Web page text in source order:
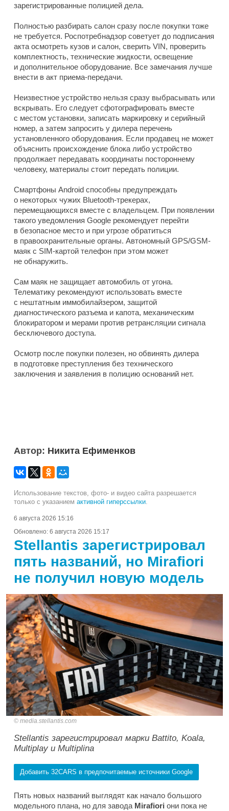
зарегистрированные полицией дела.
Полностью разбирать салон сразу после покупки тоже
не требуется. Роспотребнадзор советует до подписания
акта осмотреть кузов и салон, сверить VIN, проверить
комплектность, технические жидкости, освещение
и дополнительное оборудование. Все замечания лучше
внести в акт приема-передачи.
Неизвестное устройство нельзя сразу выбрасывать или
вскрывать. Его следует сфотографировать вместе
с местом установки, записать маркировку и серийный
номер, а затем запросить у дилера перечень
установленного оборудования. Если продавец не может
объяснить происхождение блока либо устройство
продолжает передавать координаты постороннему
человеку, материалы стоит передать полиции.
Смартфоны Android способны предупреждать
о некоторых чужих Bluetooth-трекерах,
перемещающихся вместе с владельцем. При появлении
такого уведомления Google рекомендует перейти
в безопасное место и при угрозе обратиться
в правоохранительные органы. Автономный GPS/GSM-
маяк с SIM-картой телефон при этом может
не обнаружить.
Сам маяк не защищает автомобиль от угона.
Телематику рекомендуют использовать вместе
с нештатным иммобилайзером, защитой
диагностического разъема и капота, механическим
блокиратором и мерами против ретрансляции сигнала
бесключевого доступа.
Осмотр после покупки полезен, но обвинять дилера
в подготовке преступления без технического
заключения и заявления в полицию оснований нет.
Автор: Никита Ефименков
Использование текстов, фото- и видео сайта разрешается
только с указанием активной гиперссылки
6 августа 2026 15:16
Обновлено: 6 августа 2026 15:17
Stellantis зарегистрировал
пять названий, но Mirafiori
не получил новую модель
media.stellantis.com
Stellantis зарегистрировал марки Battito, Koala,
Multiplay и Multiplina
Добавить 32CARS в предпочитаемые источники Google
Пять новых названий выглядят как начало большого
модельного плана, но для завода Mirafiori они пока не